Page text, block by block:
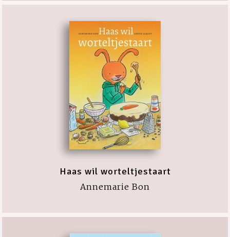
Haas wil worteltjestaart
Annemarie Bon